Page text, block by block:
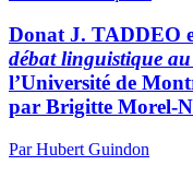
Donat J. TADDEO
débat linguistique au
l’Université de
par Brigitte Morel-
Par Hubert Guindon